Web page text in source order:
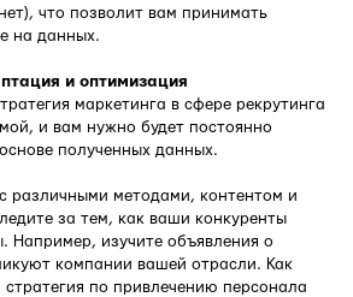
что позволит вам принимать
на данных.
и оптимизация
маркетинга в сфере рекрутинга
и вам нужно будет постоянно
полученных данных.
различными методами, контентом и
за тем, как ваши конкуренты
Например, изучите объявления о
компании вашей отрасли. Как
по привлечению персонала